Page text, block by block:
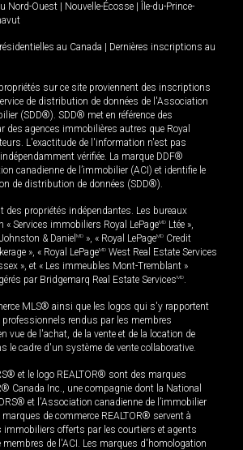
Nord-Ouest Nouvelle-Écosse
Île-du-Prince-
au Canada
Dernières inscriptions au
sur ce site proviennent des inscriptions
de distribution de données de l'Association
(SDD®). SDD® met en référence des
des agences immobilières autres que Royal
L'exactitude de l'information n'est pas
vérifiée. La marque DDF®
canadienne de l’immobilier (ACI) et identifie le
de distribution de données (SDD®).
des propriétés indépendantes. Les bureaux
Services immobiliers Royal LePageMD Ltée »,
& Daniel MD », « Royal LePageMD Credit
», « Royal LePageMD West Real Estate Services
», et « Les immeubles Mont-Tremblant »
par Bridgemarq Real Estate ServicesMD.
MLS® ainsi que les logos qui s'y rapportent
rendus par les membres
vue de l'achat, de la vente et de la location de
le cadre d'un système de vente collaborative.
et le logo REALTOR® sont des marques
Canada Inc., une compagnie dont la National
et l'Association canadienne de l’immobilier
de commerce REALTOR® servent à
immobiliers offerts par les courtiers et agents
de l'ACI. Les marques d'homologation